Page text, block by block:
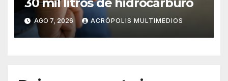
AGO 7, 2026 ACRÓPOLIS MULTIMEDIOS